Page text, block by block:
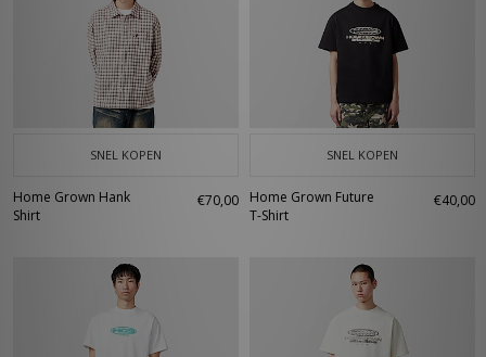
SNEL KOPEN
Home Grown Hank
Shirt
€70,00
SNEL KOPEN
Home Grown Future
T-Shirt
€40,00